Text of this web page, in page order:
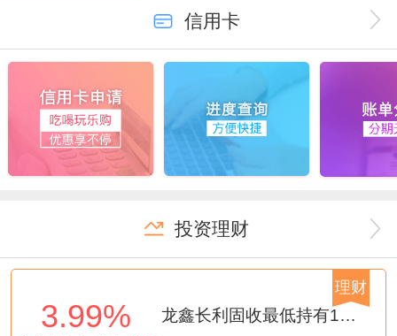
信用卡
投资理财
3.99% 龙鑫长利固收最低持有1年第9期A（代销建信理财）
理财